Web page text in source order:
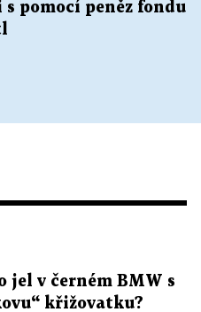
pomocí peněz fondu
jel v černém BMW s
křižovatku?